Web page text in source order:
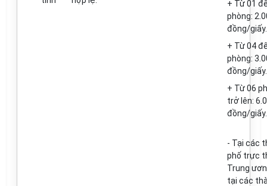
+ Từ01
phòng:
đồng/giấy.
+ Từ04
phòng:
đồng/giấy.
+ Từ06
trở lên:
đồng/giấy.
- Tại các
phố trực
Trung
tại các th